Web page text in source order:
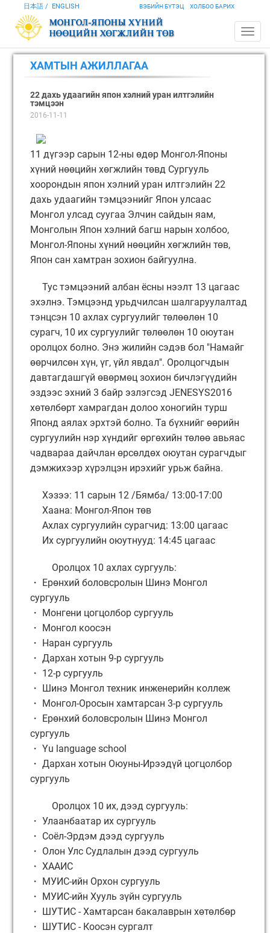
ВЭБИЙН БҮТЭЦ ХОЛБОО БАРИХ
日本語 ENGLISH
ХАМТЫН АЖИЛЛАГАА
22 дахь удаагийн япон хэлний уран илтгэлийн
тэмцээн
2016-11-11
11 дүгээр сарын 12-ны өдөр Монгол-Японы
хүний нөөцийн хөгжлийн төвд Сургууль
хоорондын япон хэлний уран илтгэлийн 22
дахь удаагийн тэмцээнийг Япон улсаас
Монгол улсад суугаа Элчин сайдын яам,
Монголын Япон хэлний багш нарын холбоо,
Монгол-Японы хүний нөөцийн хөгжлийн төв,
Япон сан хамтран зохион байгуулна.
Тус тэмцээний албан ёсны нээлт 13 цагаас
эхэлнэ. Тэмцээнд урьдчилсан шалгаруулалтад
тэнцсэн 10 ахлах сургуулийг төлөөлөн 10
сурагч, 10 их сургуулийг төлөөлөн 10 оюутан
оролцох болно. Энэ жилийн сэдэв бол "Намайг
өөрчилсөн хүн, үг, үйл явдал". Оролцогчдын
давтагдашгүй өвөрмөц зохион бичлэгүүдийн
эздээс эхний 3 байр эзлэгсэд JENESYS2016
хөтөлбөрт хамрагдан долоо хоногийн турш
Японд аялах эрхтэй болно. Та бүхнийг өөрийн
сургуулийн нэр хүндийг өргөхийн төлөө авьяас
чадвараа дайчлан өрсөлдөх оюутан сурагчдыг
дэмжихээр хүрэлцэн ирэхийг урьж байна.
Хэзээ: 11 сарын 12 /Бямба/ 13:00-17:00
Хаана: Монгол-Япон төв
Ахлах сургуулийн сурагчид: 13:00 цагаас
Их сургуулийн оюутнууд: 14:45 цагаас
Оролцох 10 ахлах сургууль:
・ Ерөнхий боловсролын Шинэ Монгол
сургууль
・ Монгени цогцолбор сургууль
・ Монгол коосэн
・ Наран сургууль
・ Дархан хотын 9-р сургууль
・ 12-р сургууль
・ Шинэ Монгол техник инженерийн коллеж
・ Монгол-Оросын хамтарсан 3-р сургууль
・ Ерөнхий боловсролын Шинэ Монгол
сургууль
・ Yu language school
・ Дархан хотын Оюуны-Ирээдүй цогцолбор
сургууль
Оролцох 10 их, дээд сургууль:
・ Улаанбаатар их сургууль
・ Соёл-Эрдэм дээд сургууль
・ Олон Улс Судлалын дээд сургууль
・ ХААИС
・ МУИС-ийн Орхон сургууль
・ МУИС-ийн Хууль зүйн сургууль
・ ШУТИС - Хамтарсан бакалаврын хөтөлбөр
・ ШУТИС - Коосэн сургалт